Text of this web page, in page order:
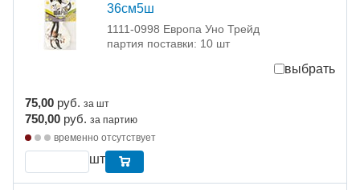
36см5ш
1111-0998 Европа Уно Трейд
партия поставки: 10 шт
выбрать
75,00 руб. за шт
750,00 руб. за партию
временно отсутствует
шт